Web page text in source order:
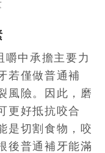
嚼中承擔主要力
若僅做普通補
風險。因此，磨
更好抵抗咬合
是切割食物，咬
後普通補牙能滿